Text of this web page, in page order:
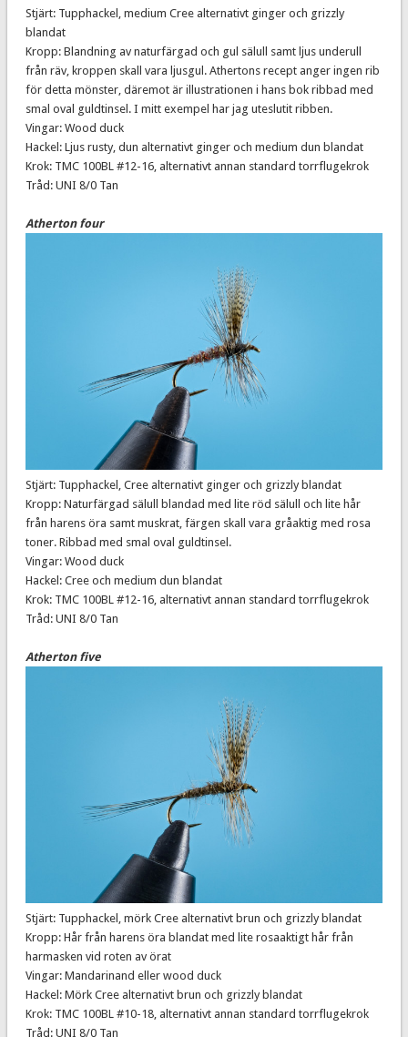
Stjärt: Tupphackel, medium Cree alternativt ginger och grizzly
blandat
Kropp: Blandning av naturfärgad och gul sälull samt ljus underull
från räv, kroppen skall vara ljusgul. Athertons recept anger ingen rib
för detta mönster, däremot är illustrationen i hans bok ribbad med
smal oval guldtinsel. I mitt exempel har jag uteslutit ribben.
Vingar: Wood duck
Hackel: Ljus rusty, dun alternativt ginger och medium dun blandat
Krok: TMC 100BL #12-16, alternativt annan standard torrflugekrok
Tråd: UNI 8/0 Tan
Atherton four
Stjärt: Tupphackel, Cree alternativt ginger och grizzly blandat
Kropp: Naturfärgad sälull blandad med lite röd sälull och lite hår
från harens öra samt muskrat, färgen skall vara gråaktig med rosa
toner. Ribbad med smal oval guldtinsel.
Vingar: Wood duck
Hackel: Cree och medium dun blandat
Krok: TMC 100BL #12-16, alternativt annan standard torrflugekrok
Tråd: UNI 8/0 Tan
Atherton five
Stjärt: Tupphackel, mörk Cree alternativt brun och grizzly blandat
Kropp: Hår från harens öra blandat med lite rosaaktigt hår från
harmasken vid roten av örat
Vingar: Mandarinand eller wood duck
Hackel: Mörk Cree alternativt brun och grizzly blandat
Krok: TMC 100BL #10-18, alternativt annan standard torrflugekrok
Tråd: UNI 8/0 Tan